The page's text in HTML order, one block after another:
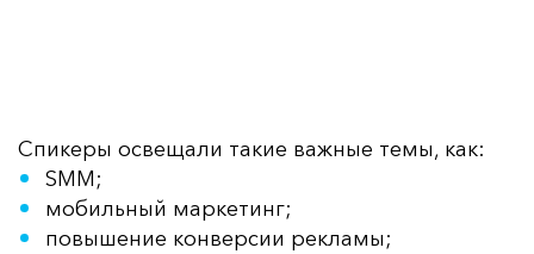
Спикеры освещали такие важные темы, как:
SMM;
мобильный маркетинг;
повышение конверсии рекламы;